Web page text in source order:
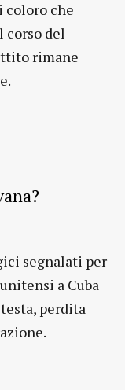
coloro che
corso del
rimane
segnalati per
a Cuba
perdita